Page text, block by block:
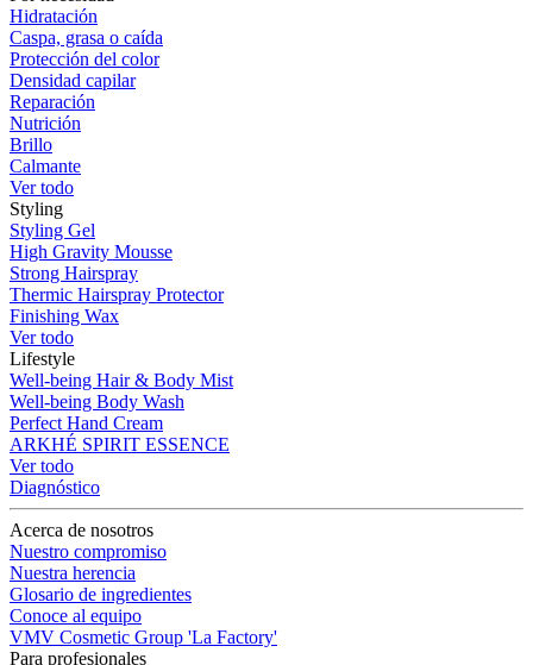
Hidratación
Caspa, grasa o caída
Protección del color
Densidad capilar
Reparación
Nutrición
Brillo
Calmante
Ver todo
Styling
Styling Gel
High Gravity Mousse
Strong Hairspray
Thermic Hairspray Protector
Finishing Wax
Ver todo
Lifestyle
Well-being Hair & Body Mist
Well-being Body Wash
Perfect Hand Cream
ARKHÉ SPIRIT ESSENCE
Ver todo
Diagnóstico
Acerca de nosotros
Nuestro compromiso
Nuestra herencia
Glosario de ingredientes
Conoce al equipo
VMV Cosmetic Group 'La Factory'
Para profesionales